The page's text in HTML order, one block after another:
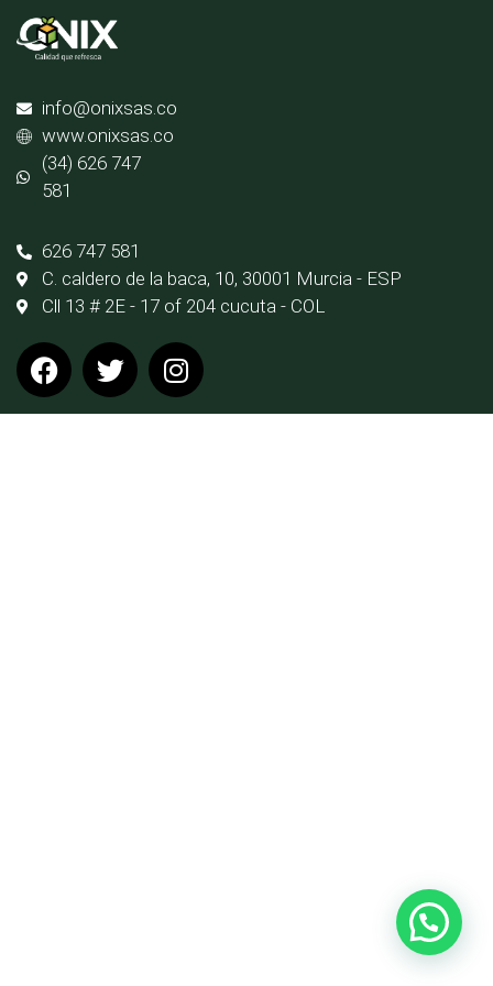
info@onixsas.co
www.onixsas.co
(34) 626 747
581
626 747 581
C. caldero de la baca, 10, 30001 Murcia - ESP
Cll 13 # 2E - 17 of 204 cucuta - COL